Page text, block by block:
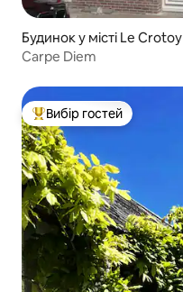
Будинок у місті Le Crotoy
Carpe Diem
Топ вибір гостей
Вибір гостей